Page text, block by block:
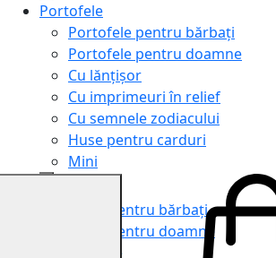
Portofele
Portofele pentru bărbați
Portofele pentru doamne
Cu lănțișor
Cu imprimeuri în relief
Cu semnele zodiacului
Huse pentru carduri
Mini
Genți pentru bărbați
Genți pentru doamne
Serviete